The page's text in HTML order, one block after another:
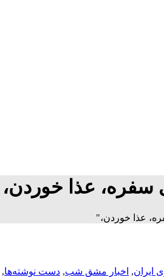
عذا خوردن،
عذا خوردن،"
ایران, اخبار مشق شب, دست نوشته‌ها,